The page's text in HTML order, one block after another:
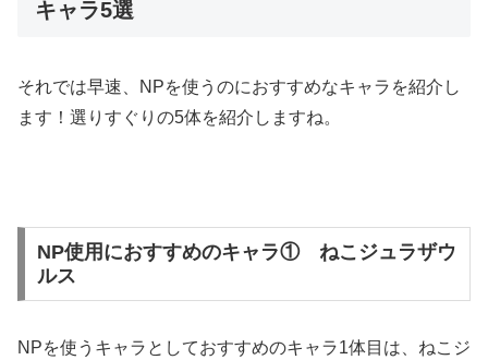
キャラ5選
それでは早速、NPを使うのにおすすめなキャラを紹介し
ます！ 選りすぐりの5体を紹介しますね。
NP使用におすすめのキャラ① ねこジュラザウ
ルス
NPを使うキャラとしておすすめのキャラ1体目は、ねこジ